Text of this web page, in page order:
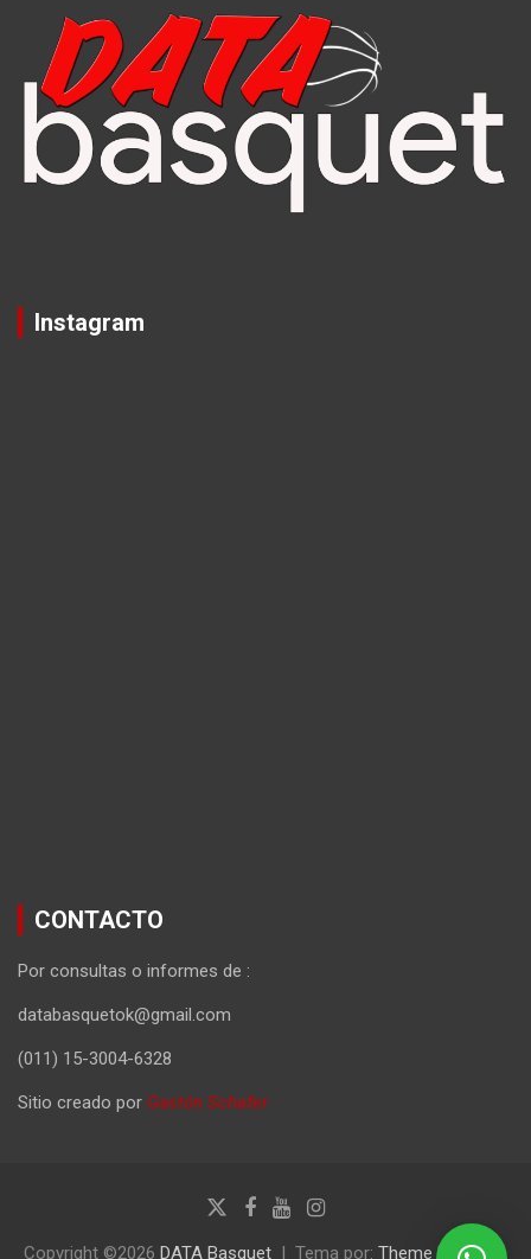
Instagram
CONTACTO
Por consultas o informes de :
databasquetok@gmail.com
(011) 15-3004-6328
Sitio creado por Gastón Schafer
Copyright ©2026 DATA Basquet Tema por: Theme Horse